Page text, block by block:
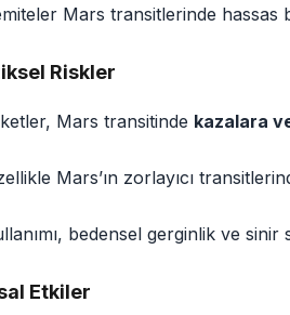
Mars transitlerinde hassas
Riskler
Mars transitinde kazalara
Mars’ın zorlayıcı
bedensel gerginlik ve sinir
Etkiler